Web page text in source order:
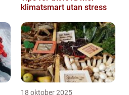
klimatsmart utan stress
18 oktober 2025